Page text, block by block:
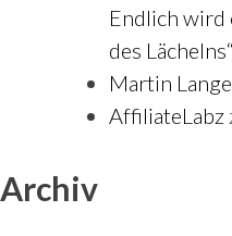
Endlich wird
des Lächelns“
Martin
AffiliateLabz
Archiv